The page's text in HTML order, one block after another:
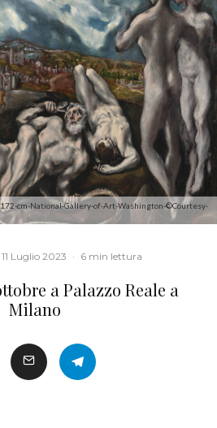
172-cm-National-Gallery-of-Art-Washington-©Courtesy-
11 Luglio 2023 · 6 min lettura
a Palazzo Reale a
Milano